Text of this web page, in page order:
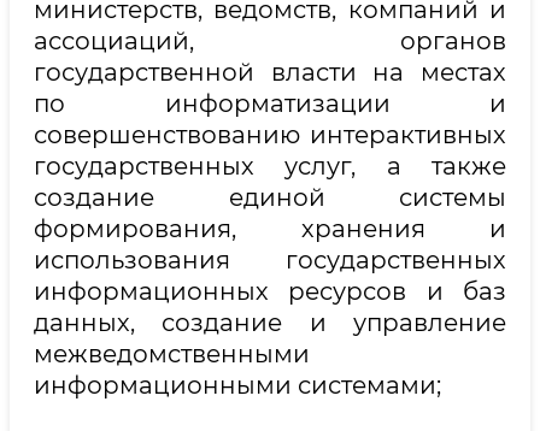
министерств, ведомств, компаний и
ассоциаций, органов
государственной власти на местах
по информатизации и
совершенствованию интерактивных
государственных услуг, а также
создание единой системы
формирования, хранения и
использования государственных
информационных ресурсов и баз
данных, создание и управление
межведомственными
информационными системами;